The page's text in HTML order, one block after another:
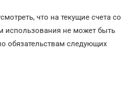
что на текущие счета со
не может быть
обязательствам следующих